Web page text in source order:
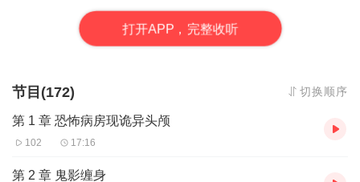
符咒，地下室堆满发霉的黄表纸，邻居们身上都带着棺材铺的纸灰
味。看似普通的民间鬼事背后，剥开邪祟作祟的迷雾，暗门里供奉
眼睛。
打开APP，完整收听
节目(172) 切换顺序
第 1 章 恐怖病房现诡异头颅
102 17:16
第 2 章 鬼影缠身